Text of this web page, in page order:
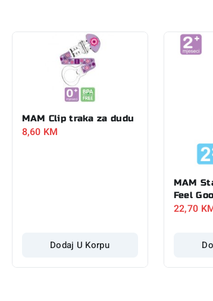
MAM Clip traka za dudu
8,60 KM
Dodaj U Korpu
MAM
Feel
22,70